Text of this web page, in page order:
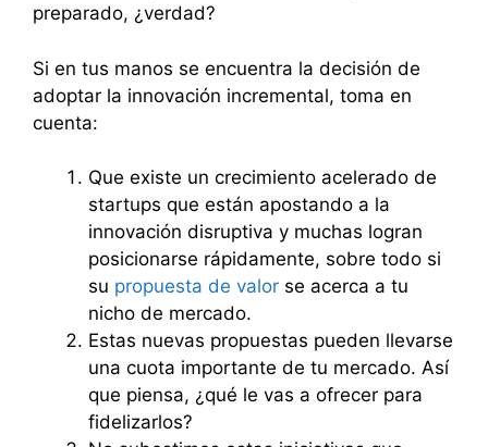
preparado, ¿verdad?
Si en tus manos se encuentra la decisión de
adoptar la innovación incremental, toma en
cuenta:
Que existe un crecimiento acelerado de
startups que están apostando a la
innovación disruptiva y muchas logran
posicionarse rápidamente, sobre todo si
su propuesta de valor se acerca a tu
nicho de mercado.
Estas nuevas propuestas pueden llevarse
una cuota importante de tu mercado. Así
que piensa, ¿qué le vas a ofrecer para
fidelizarlos?